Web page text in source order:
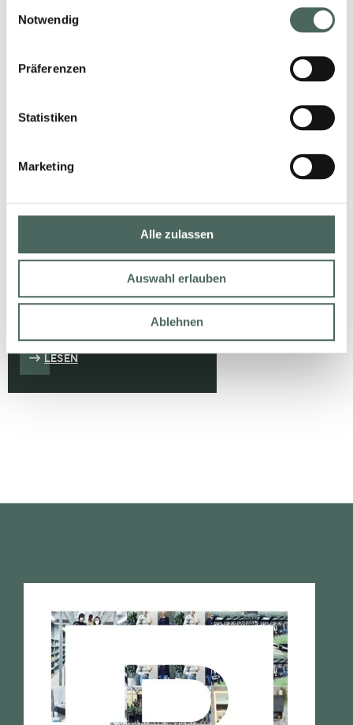
Notwendig
Präferenzen
Statistiken
Marketing
Alle zulassen
Auswahl erlauben
Ablehnen
MODERNE
BADBELEUCHTUNG
LESEN